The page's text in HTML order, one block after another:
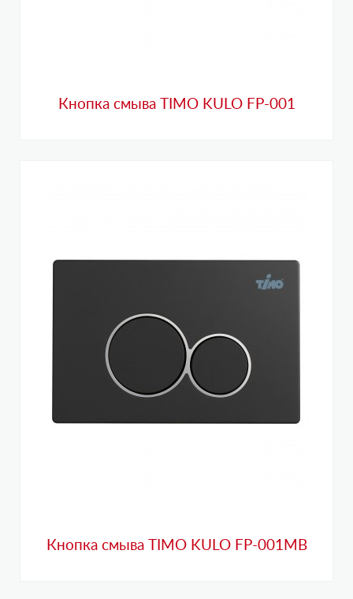
Кнопка смыва TIMO KULO FP-001
Кнопка смыва TIMO KULO FP-001MB